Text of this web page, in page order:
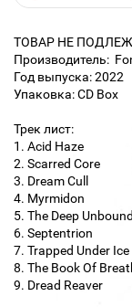
ТОВАР НЕ
Производитель:
Год выпуска: 2022
Упаковка: CD Box
Трек лист:
1. Acid Haze
2. Scarred Core
3. Dream Cull
4. Myrmidon
5. The Deep Unbound
6. Septentrion
7. Trapped Under Ice
8. The Book Of
9. Dread Reaver